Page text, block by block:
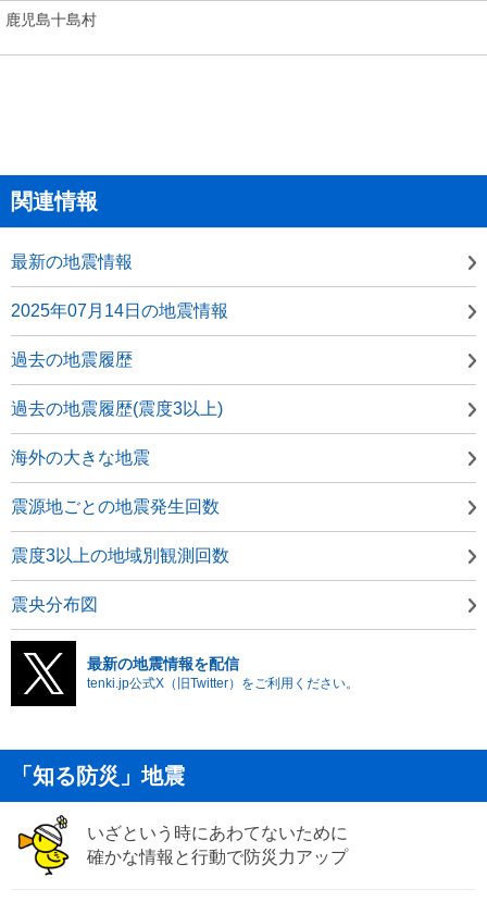
鹿児島十島村
関連情報
最新の地震情報
2025年07月14日の地震情報
過去の地震履歴
過去の地震履歴(震度3以上)
海外の大きな地震
震源地ごとの地震発生回数
震度3以上の地域別観測回数
震央分布図
最新の地震情報を配信
tenki.jp公式X（旧Twitter）をご利用ください。
「知る防災」地震
いざという時にあわてないために
確かな情報と行動で防災力アップ